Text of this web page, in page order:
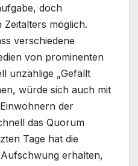
doch
Zeitalters möglich.
verschiedene
von prominenten
unzählige „Gefällt
würde sich auch mit
der
das Quorum
Tage hat die
erhalten,